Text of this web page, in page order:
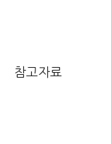
참고자료